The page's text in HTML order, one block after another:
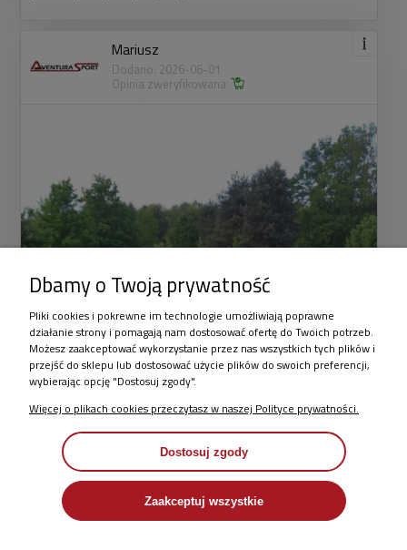
Mariusz
Dodano: 2026-06-01
Opinia zweryfikowana
Dbamy o Twoją prywatność
Pliki cookies i pokrewne im technologie umożliwiają poprawne
działanie strony i pomagają nam dostosować ofertę do Twoich potrzeb.
Możesz zaakceptować wykorzystanie przez nas wszystkich tych plików i
przejść do sklepu lub dostosować użycie plików do swoich preferencji,
wybierając opcję "Dostosuj zgody".
Więcej o plikach cookies przeczytasz w naszej Polityce prywatności.
Dostosuj zgody
Zaakceptuj wszystkie